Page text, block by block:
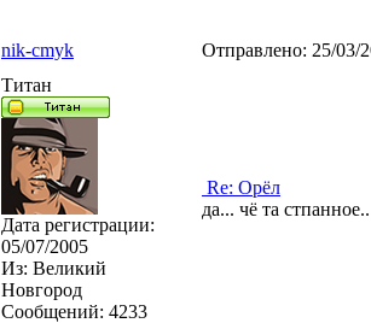
nik-cmyk Отправлено: 25/03/
Титан
Дата регистрации:
05/07/2005
Из: Великий
Новгород
Сообщений: 4233
Re: Орёл
да... чё та